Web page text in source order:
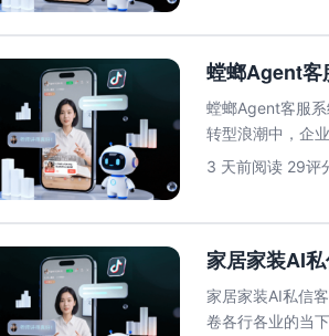
螳螂Agent客
螳螂Agent客服
转型浪潮中，企
压力。传...
3 天前阅读 29评
家居家装AI
家居家装AI私信
卷各行各业的当